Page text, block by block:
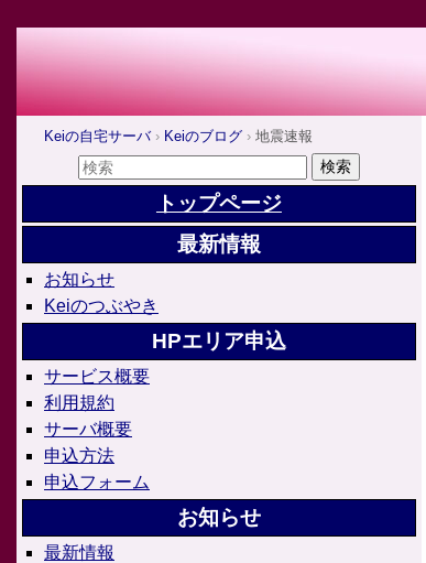
Keiの自宅サーバ Keiのブログ 地震速報
トップページ
最新情報
お知らせ
Keiのつぶやき
HPエリア申込
サービス概要
利用規約
サーバ概要
申込方法
申込フォーム
お知らせ
最新情報